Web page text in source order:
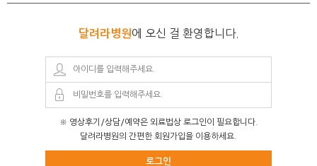
달려라병원 에 오신 걸 환영합니다.
※ 영상후기/상담/예약은 외료법상 로그인이 필요합니다.
달려라병원의 간편한 회원가입을 이용하세요.
로그인